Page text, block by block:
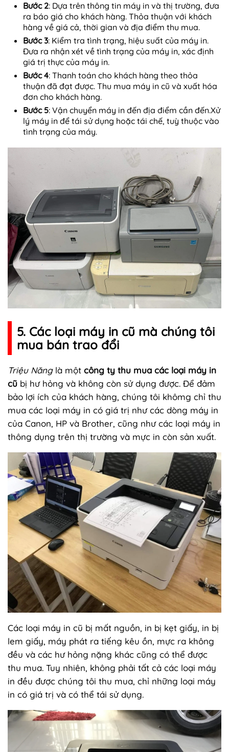
Bước 2: Dựa trên thông tin máy in và thị trường, đưa
ra báo giá cho khách hàng. Thỏa thuận với khách
hàng về giá cả, thời gian và địa điểm thu mua.
Bước 3: Kiểm tra tình trạng, hiệu suất của máy in.
Đưa ra nhận xét về tình trạng của máy in, xác định
giá trị thực của máy in.
Bước 4: Thanh toán cho khách hàng theo thỏa
thuận đã đạt được. Thu mua máy in cũ và xuất hóa
đơn cho khách hàng.
Bước 5: Vận chuyển máy in đến địa điểm cần đến.Xử
lý máy in để tái sử dụng hoặc tái chế, tuỳ thuộc vào
tình trạng của máy.
5. Các loại máy in cũ mà chúng tôi
mua bán trao đổi
Triệu Nănglà một công ty thu mua các loại máy in
cũ bị hư hỏng và không còn sử dụng được. Để đảm
bảo lợi ích của khách hàng, chúng tôi khômg chỉ thu
mua các loại máy in có giá trị như các dòng máy in
của Canon, HP và Brother, cũng như các loại máy in
thông dụng trên thị trường và mực in còn sản xuất.
Các loại máy in cũ bị mất nguồn, in bị kẹt giấy, in bị
lem giấy, máy phát ra tiếng kêu ồn, mực ra không
đều và các hư hỏng nặng khác cũng có thể được
thu mua. Tuy nhiên, không phải tất cả các loại máy
in đều được chúng tôi thu mua, chỉ những loại máy
in có giá trị và có thể tái sử dụng.